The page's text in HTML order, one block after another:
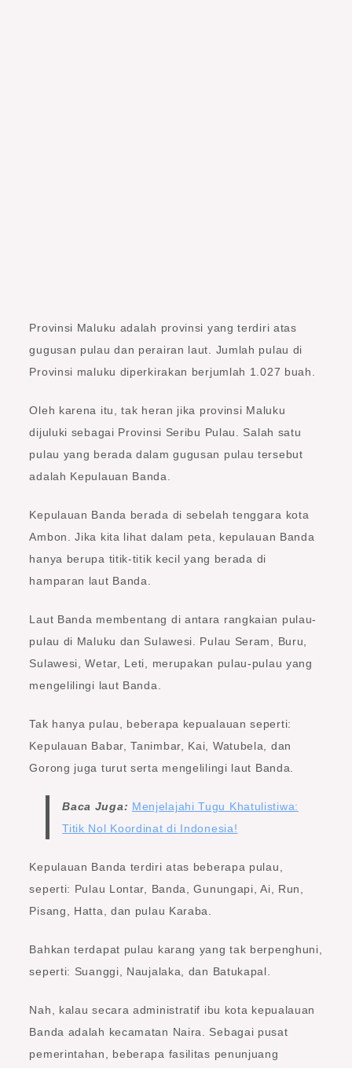
Provinsi Maluku adalah provinsi yang terdiri atas
gugusan pulau dan perairan laut. Jumlah pulau di
Provinsi maluku diperkirakan berjumlah 1.027 buah.
Oleh karena itu, tak heran jika provinsi Maluku
dijuluki sebagai Provinsi Seribu Pulau. Salah satu
pulau yang berada dalam gugusan pulau tersebut
adalah Kepulauan Banda.
Kepulauan Banda berada di sebelah tenggara kota
Ambon. Jika kita lihat dalam peta, kepulauan Banda
hanya berupa titik-titik kecil yang berada di
hamparan laut Banda.
Laut Banda membentang di antara rangkaian pulau-
pulau di Maluku dan Sulawesi. Pulau Seram, Buru,
Sulawesi, Wetar, Leti, merupakan pulau-pulau yang
mengelilingi laut Banda.
Tak hanya pulau, beberapa kepualauan seperti:
Kepulauan Babar, Tanimbar, Kai, Watubela, dan
Gorong juga turut serta mengelilingi laut Banda.
Baca Juga: Menjelajahi Tugu Khatulistiwa:
Titik Nol Koordinat di Indonesia!
Kepulauan Banda terdiri atas beberapa pulau,
seperti: Pulau Lontar, Banda, Gunungapi, Ai, Run,
Pisang, Hatta, dan pulau Karaba.
Bahkan terdapat pulau karang yang tak berpenghuni,
seperti: Suanggi, Naujalaka, dan Batukapal.
Nah, kalau secara administratif ibu kota kepualauan
Banda adalah kecamatan Naira. Sebagai pusat
pemerintahan, beberapa fasilitas penunjuang